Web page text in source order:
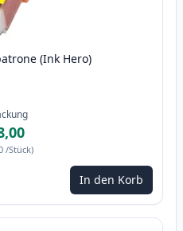
(Ink Hero)
/Stück)
anzupassenIn den Korb